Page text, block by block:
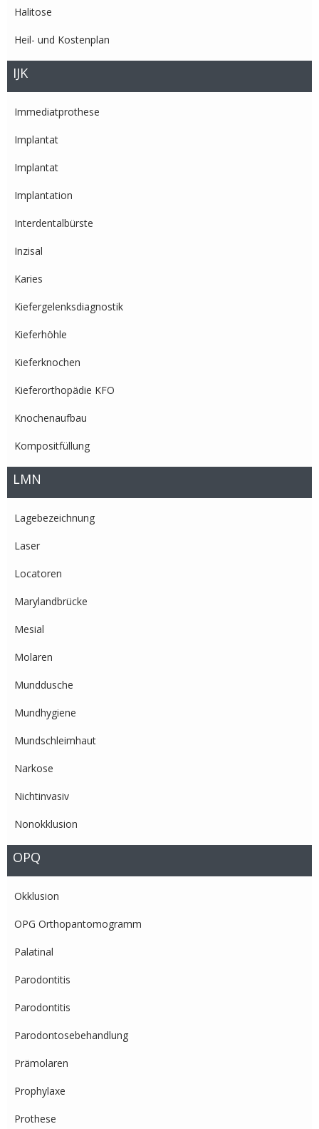
Halitose
Heil- und Kostenplan
IJK
Immediatprothese
Implantat
Implantat
Implantation
Interdentalbürste
Inzisal
Karies
Kiefergelenksdiagnostik
Kieferhöhle
Kieferknochen
Kieferorthopädie KFO
Knochenaufbau
Kompositfüllung
LMN
Lagebezeichnung
Laser
Locatoren
Marylandbrücke
Mesial
Molaren
Munddusche
Mundhygiene
Mundschleimhaut
Narkose
Nichtinvasiv
Nonokklusion
OPQ
Okklusion
OPG Orthopantomogramm
Palatinal
Parodontitis
Parodontitis
Parodontosebehandlung
Prämolaren
Prophylaxe
Prothese